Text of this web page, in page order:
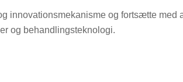
innovationsmekanisme og fortsætte med
og behandlingsteknologi.